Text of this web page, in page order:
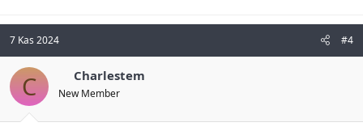
7 Kas 2024 #4
C Charlestem
New Member